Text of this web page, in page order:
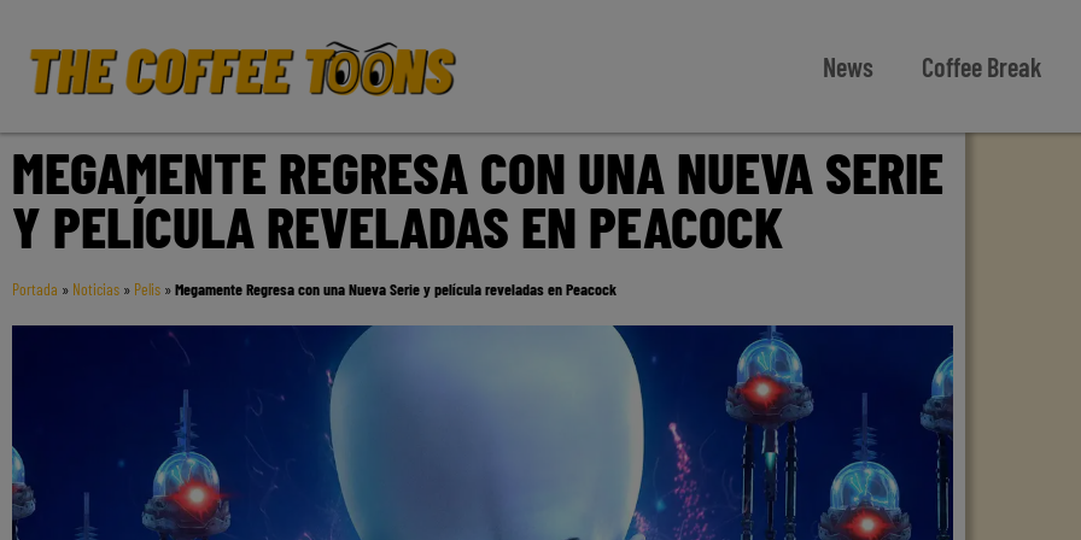
News Coffee Break
MEGAMENTE REGRESA CON UNA NUEVA SERIE
Y PELÍCULA REVELADAS EN PEACOCK
Portada » Noticias » Pelis »Megamente Regresa con una Nueva Serie y película reveladas en Peacock